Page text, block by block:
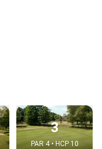
3
PAR 4 • HCP 10